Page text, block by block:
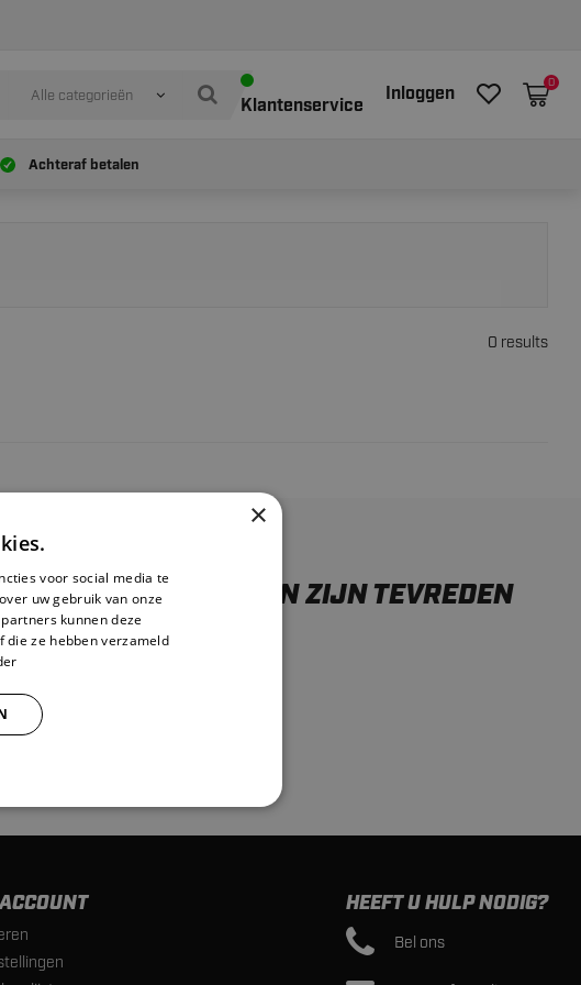
Alle categorieën Klantenservice
Inloggen
0
Achteraf betalen
0 results
ONZE KLANTEN ZIJN TEVREDEN
HEEFT U HULP NODIG?
Bel ons
×
voor social media te
uw gebruik van onze
kunnen deze
ze hebben verzameld